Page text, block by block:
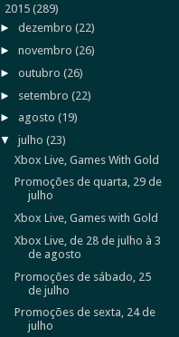
2015 (289)
►dezembro(22)
►novembro(26)
►outubro(26)
► setembro(22)
► agosto(19)
▼julho(23)
Xbox Live, Games With Gold
Promoções de quarta, 29 de
julho
Xbox Live, Games with Gold
Xbox Live, de 28 de julho à 3
de agosto
Promoções de sábado, 25
de julho
Promoções de sexta, 24 de
julho